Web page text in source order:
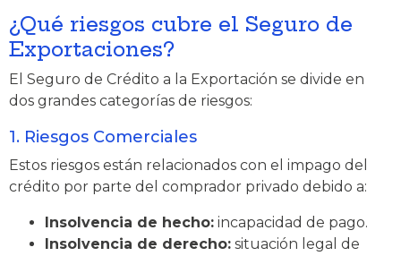
¿Qué riesgos cubre el Seguro de
Exportaciones?
El Seguro de Crédito a la Exportación se divide en
dos grandes categorías de riesgos:
1. Riesgos Comerciales
Estos riesgos están relacionados con el impago del
crédito por parte del comprador privado debido a:
Insolvencia de hecho: incapacidad de pago.
Insolvencia de derecho: situación legal de